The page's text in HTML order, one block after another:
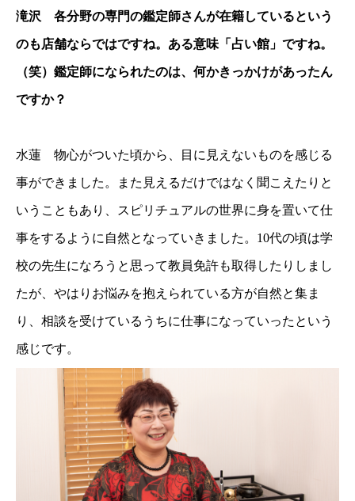
滝沢 各分野の専門の鑑定師さんが在籍しているという
のも店舗ならではですね。ある意味「占い館」ですね。
（笑）鑑定師になられたのは、何かきっかけがあったん
ですか？
水蓮 物心がついた頃から、目に見えないものを感じる
事ができました。また見えるだけではなく聞こえたりと
いうこともあり、スピリチュアルの世界に身を置いて仕
事をするように自然となっていきました。10代の頃は学
校の先生になろうと思って教員免許も取得したりしまし
たが、やはりお悩みを抱えられている方が自然と集ま
り、相談を受けているうちに仕事になっていったという
感じです。